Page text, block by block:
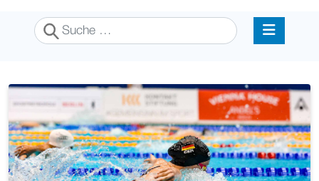
Suchen